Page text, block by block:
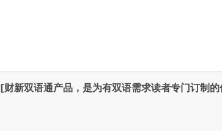
[财新双语通产品，是为有双语需求读者专门订制的